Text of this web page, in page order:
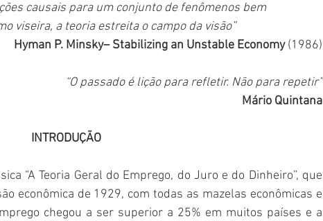
causais para um conjunto de fenômenos bem
viseira, a teoria estreita o campo da visão”
Hyman P. Minsky– Stabilizing an Unstable Economy (1986)
“O passado é lição para refletir. Não para repetir”
Mário Quintana
INTRODUÇÃO
“A Teoria Geral do Emprego, do Juro e do Dinheiro”, que
econômica de 1929, com todas as mazelas econômicas e
chegou a ser superior a 25% em muitos países e a